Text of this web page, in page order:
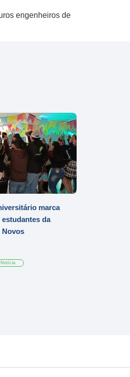
​e​ngenheiros de
marca
da
Novos
Notícia